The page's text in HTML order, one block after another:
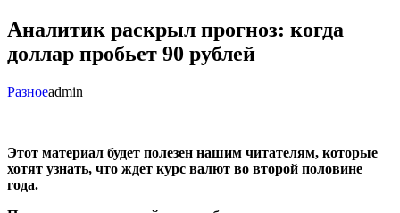
Аналитик раскрыл прогноз: когда
доллар пробьет 90 рублей
Разноеadmin
Этот материал будет полезен нашим читателям, которые
хотят узнать, что ждет курс валют во второй половине
года.